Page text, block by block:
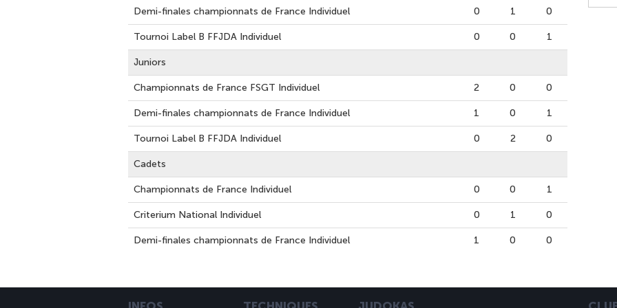
Demi-finales championnats de France Individuel 0 1 0
Tournoi Label B FFJDA Individuel 0 0 1
Juniors
Championnats de France FSGT Individuel 2 0 0
Demi-finales championnats de France Individuel 1 0 1
Tournoi Label B FFJDA Individuel 0 2 0
Cadets
Championnats de France Individuel 0 0 1
Criterium National Individuel 0 1 0
Demi-finales championnats de France Individuel 1 0 0